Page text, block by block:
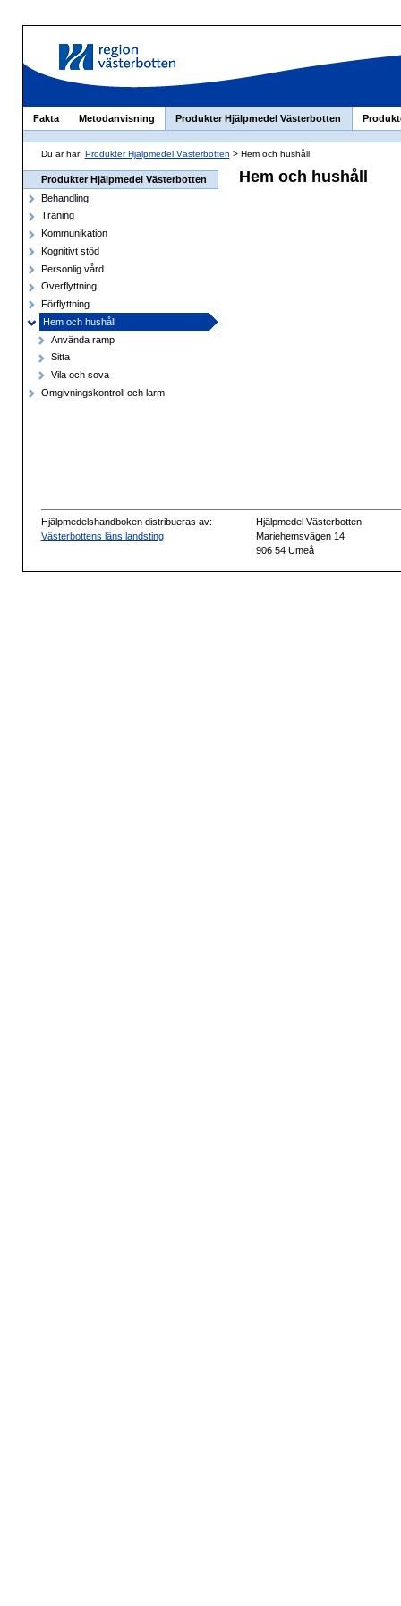
Fakta Metodanvisning Produkter Hjälpmedel Västerbotten
Du är här: Produkter Hjälpmedel Västerbotten > Hem och hushåll
Produkter Hjälpmedel Västerbotten
Behandling
Träning
Kommunikation
Kognitivt stöd
Personlig vård
Överflyttning
Förflyttning
Hem och hushåll
Använda ramp
Sitta
Vila och sova
Omgivningskontroll och larm
Hem och hushåll
Hjälpmedelshandboken distribueras av:
Västerbottens läns landsting
Hjälpmedel Västerbotten
Mariehemsvägen 14
906 54 Umeå